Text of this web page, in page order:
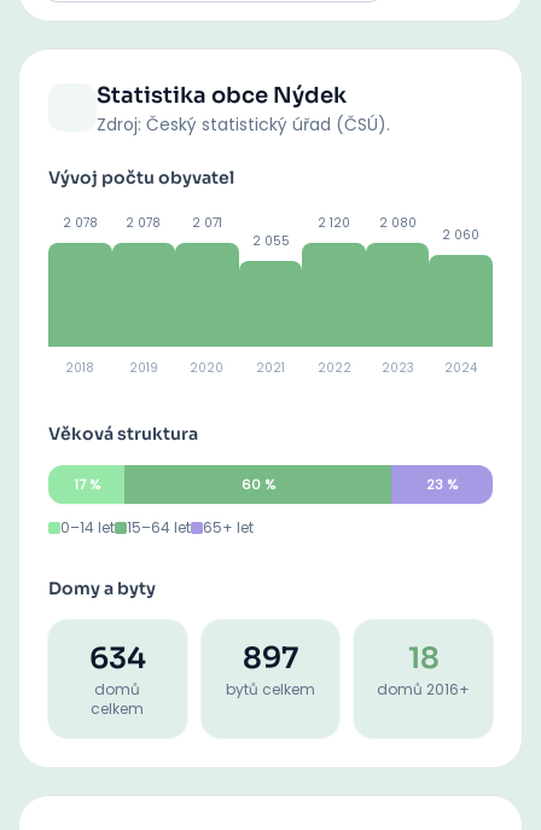
Statistika obce Nýdek
Zdroj: Český statistický úřad (ČSÚ).
Vývoj počtu obyvatel
2 078
2018
2 078
2019
2 071
2020
2 055
2021
2 120
2022
2 080
2023
2 060
2024
Věková struktura
17% 60% 23%
0–14 let 15–64 let 65+ let
Domy a byty
634
domů
celkem
897
bytů celkem
18
domů 2016+